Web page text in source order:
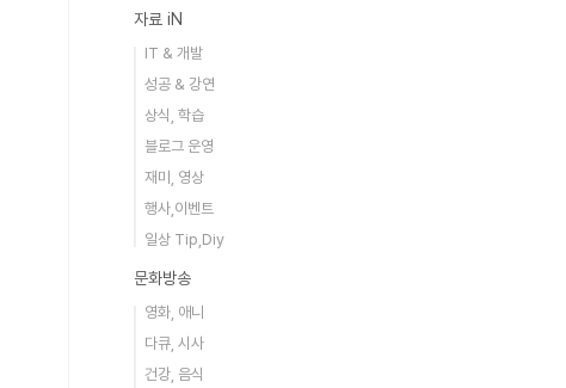
자료 iN
IT & 개발
성공 & 강연
상식, 학습
블로그 운영
재미, 영상
행사,이벤트
일상 Tip,Diy
문화방송
영화, 애니
다큐, 시사
건강, 음식